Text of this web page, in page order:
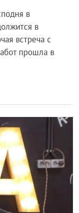
в
в
встреча с
прошла в